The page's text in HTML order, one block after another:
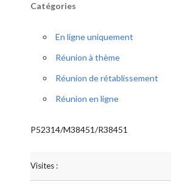
Catégories
En ligne uniquement
Réunion à thème
Réunion de rétablissement
Réunion en ligne
P52314/M38451/R38451
Visites :